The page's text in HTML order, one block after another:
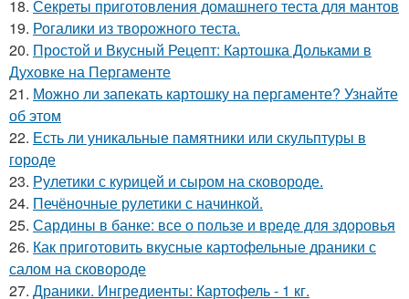
18. Секреты приготовления домашнего теста для мантов
19. Рогалики из творожного теста.
20. Простой и Вкусный Рецепт: Картошка Дольками в
Духовке на Пергаменте
21. Можно ли запекать картошку на пергаменте? Узнайте
об этом
22. Есть ли уникальные памятники или скульптуры в
городе
23. Рулетики с курицей и сыром на сковороде.
24. Печёночные рулетики с начинкой.
25. Сардины в банке: все о пользе и вреде для здоровья
26. Как приготовить вкусные картофельные драники с
салом на сковороде
27. Драники. Ингредиенты: Картофель - 1 кг.